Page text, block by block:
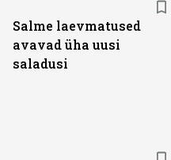
Salme laevmatused
avavad üha uusi
saladusi